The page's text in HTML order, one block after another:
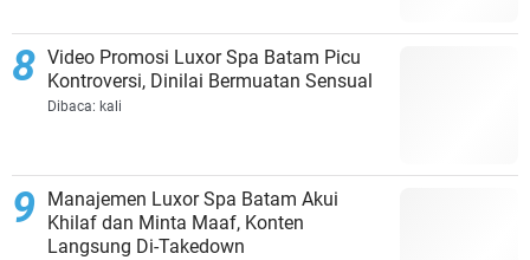
Video Promosi Luxor Spa Batam Picu
Kontroversi, Dinilai Bermuatan Sensual
Dibaca: kali
Manajemen Luxor Spa Batam Akui
Khilaf dan Minta Maaf, Konten
Langsung Di-Takedown